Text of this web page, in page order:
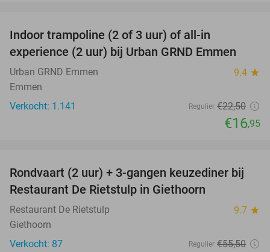
Indoor trampoline (2 of 3 uur) of all-in
experience (2 uur) bij Urban GRND Emmen
Urban GRND Emmen 9.4 star
Emmen
Verkocht: 1.141
Regulier €22,50
€16,95
41%
Rondvaart (2 uur) + 3-gangen keuzediner bij
Restaurant De Rietstulp in Giethoorn
Restaurant De Rietstulp 9.7 star
Giethoorn
Verkocht: 87
Regulier €55,50